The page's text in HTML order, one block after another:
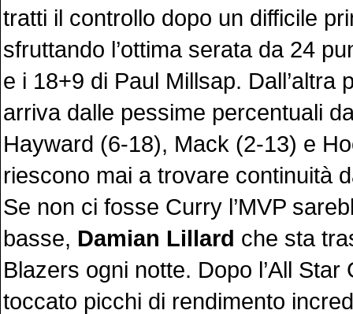
tratti il controllo dopo un difficile
sfruttando l’ottima serata da 24
e i 18+9 di Paul Millsap. Dall’altra
arriva dalle pessime percentuali
Hayward (6-18), Mack (2-13) e
riescono mai a trovare continuità
Se non ci fosse Curry l’MVP
basse, Damian Lillard che sta
Blazers ogni notte. Dopo l’All Star
toccato picchi di rendimento